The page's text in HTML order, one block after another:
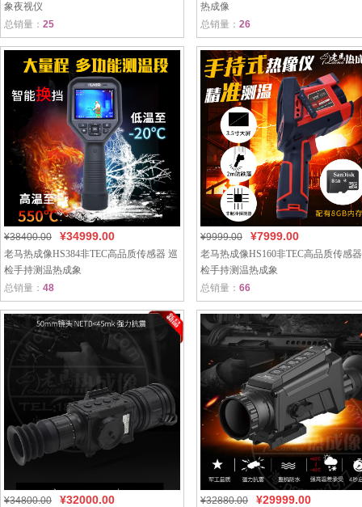
象夜视仪
总销量： 25
热成像
总销量： 26
¥38400.00 ¥34999.00
老马热成像HS384非TEC高品质传感器 巡
检手持测温热成象
总销量： 48
¥9999.00 ¥7999.00
老马热成像HS160非TEC高品质传感
检手持测温热成象
总销量： 66
¥34800.00 ¥32000.00 ¥32880.00 ¥29999.00